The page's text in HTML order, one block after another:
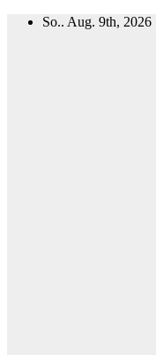
Zum
So.. Aug. 9th, 2026